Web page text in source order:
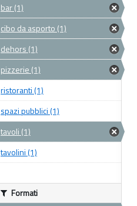
bar (1)
cibo da asporto (1)
dehors (1)
pizzerie (1)
ristoranti (1)
spazi pubblici (1)
tavoli (1)
tavolini (1)
Formati